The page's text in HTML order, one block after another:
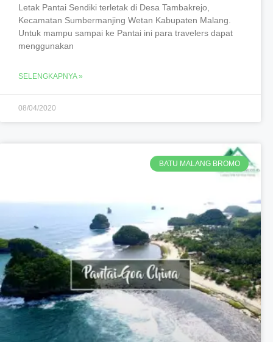
Letak Pantai Sendiki terletak di Desa Tambakrejo,
Kecamatan Sumbermanjing Wetan Kabupaten Malang.
Untuk mampu sampai ke Pantai ini para travelers dapat
menggunakan
SELENGKAPNYA »
08/04/2020
BATU MALANG BROMO